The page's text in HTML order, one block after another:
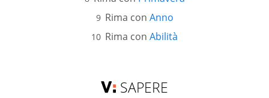
Rima con Anno
Rima con Abilità
SAPERE